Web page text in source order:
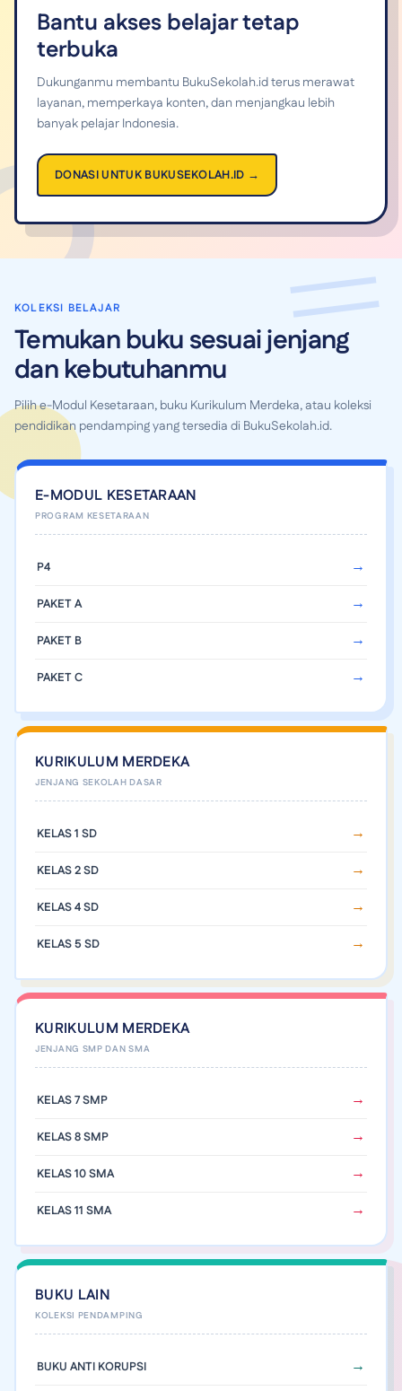
Bantu akses belajar tetap
terbuka
Dukunganmu membantu BukuSekolah.id terus merawat
layanan, memperkaya konten, dan menjangkau lebih
banyak pelajar Indonesia.
DONASI UNTUK BUKUSEKOLAH.ID →
KOLEKSI BELAJAR
Temukan buku sesuai jenjang
dan kebutuhanmu
Pilih e-Modul Kesetaraan, buku Kurikulum Merdeka, atau koleksi
pendidikan pendamping yang tersedia di BukuSekolah.id.
E-MODUL KESETARAAN
P4
PAKET A
PAKET B
PAKET C
KURIKULUM MERDEKA
KELAS 1 SD
KELAS 2 SD
KELAS 4 SD
KELAS 5 SD
KURIKULUM MERDEKA
KELAS 7 SMP
KELAS 8 SMP
KELAS 10 SMA
KELAS 11 SMA
BUKU LAIN
BUKU ANTI KORUPSI